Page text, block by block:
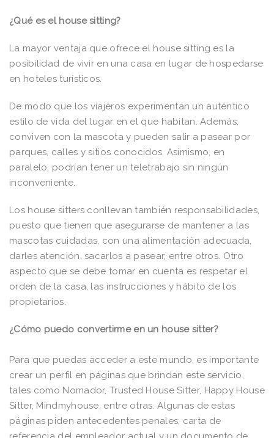
¿Qué es el house sitting?
La mayor ventaja que ofrece el house sitting es la
posibilidad de vivir en una casa en lugar de hospedarse
en hoteles turísticos.
De modo que los viajeros experimentan un auténtico
estilo de vida del lugar en el que habitan. Además,
conviven con la mascota y pueden salir a pasear por
parques, calles y sitios conocidos. Asimismo, en
paralelo, podrían tener un teletrabajo sin ningún
inconveniente.
Los house sitters conllevan también responsabilidades,
puesto que tienen que asegurarse de mantener a las
mascotas cuidadas, con una alimentación adecuada,
darles atención, sacarlos a pasear, entre otros. Otro
aspecto que se debe tomar en cuenta es respetar el
orden de la casa, las instrucciones y hábito de los
propietarios.
¿Cómo puedo convertirme en un house sitter?
Para que puedas acceder a este mundo, es importante
crear un perfil en páginas que brindan este servicio,
tales como Nomador, Trusted House Sitter, Happy House
Sitter, Mindmyhouse, entre otras. Algunas de estas
páginas piden antecedentes penales, carta de